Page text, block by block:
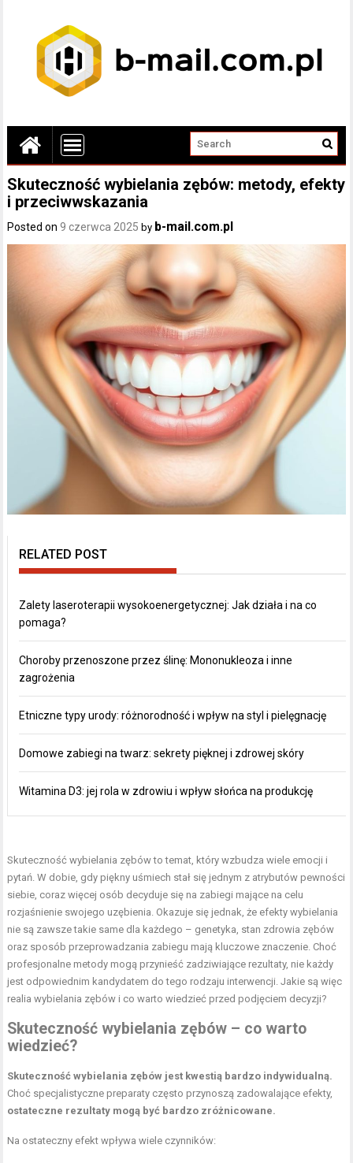
Skuteczność wybielania zębów: metody, efekty
i przeciwwskazania
Posted on9 czerwca 2025 by b-mail.com.pl
RELATED POST
Zalety laseroterapii wysokoenergetycznej: Jak działa i na co
pomaga?
Choroby przenoszone przez ślinę: Mononukleoza i inne
zagrożenia
Etniczne typy urody: różnorodność i wpływ na styl i pielęgnację
Domowe zabiegi na twarz: sekrety pięknej i zdrowej skóry
Witamina D3: jej rola w zdrowiu i wpływ słońca na produkcję
Skuteczność wybielania zębówto temat, który wzbudza wiele emocji i
pytań. W dobie, gdy piękny uśmiech stał się jednym z atrybutów pewności
siebie, coraz więcej osób decyduje się na zabiegi mające na celu
rozjaśnienie swojego uzębienia. Okazuje się jednak, że efekty wybielania
nie są zawsze takie same dla każdego – genetyka, stan zdrowia zębów
oraz sposób przeprowadzania zabiegu mają kluczowe znaczenie. Choć
profesjonalne metody mogą przynieść zadziwiające rezultaty, nie każdy
jest odpowiednim kandydatem do tego rodzaju interwencji. Jakie są więc
realia wybielania zębów i co warto wiedzieć przed podjęciem decyzji?
Skuteczność wybielania zębów – co warto
wiedzieć?
Skuteczność wybielania zębów jest kwestią bardzo indywidualną.
Choć specjalistyczne preparaty często przynoszą zadowalające efekty,
ostateczne rezultaty mogą być bardzo zróżnicowane.
Na ostateczny efekt wpływa wiele czynników: